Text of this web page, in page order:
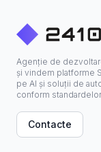
Agenție de
și vindem platforme
pe AI și soluții de
conform
Contacte